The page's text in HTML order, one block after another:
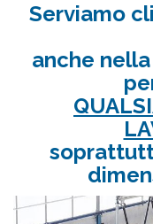
Serviamo
anche